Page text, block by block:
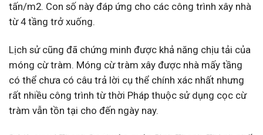
tấn/m2. Con số này đáp ứng cho các công trình xây nhà
từ 4 tầng trở xuống.
Lịch sử cũng đã chứng minh được khả năng chịu tải của
móng cừ tràm. Móng cừ tràm xây được nhà mấy tầng
có thể chưa có câu trả lời cụ thể chính xác nhất nhưng
rất nhiều công trình từ thời Pháp thuộc sử dụng cọc cừ
tràm vẫn tồn tại cho đến ngày nay.